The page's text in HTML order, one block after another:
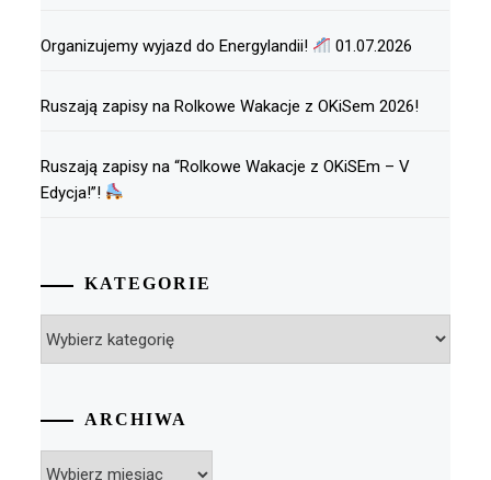
Organizujemy wyjazd do Energylandii! 01.07.2026
Ruszają zapisy na Rolkowe Wakacje z OKiSem 2026!
Ruszają zapisy na “Rolkowe Wakacje z OKiSEm – V
Edycja!”!
KATEGORIE
ARCHIWA